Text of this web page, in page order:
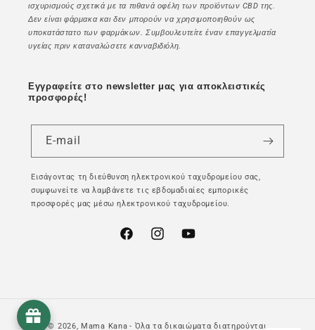
ισχυρισμούς σχετικά με τα πιθανά οφέλη των προϊόντων CBD της.
Δεν είναι φάρμακα και δεν μπορούν να χρησιμοποιηθούν ως
υποκατάστατο των φαρμάκων. Συμβουλευτείτε έναν επαγγελματία
υγείας πριν καταναλώσετε κανναβιδιόλη.
Εγγραφείτε στο newsletter μας για αποκλειστικές
προσφορές!
E-mail
Εισάγοντας τη διεύθυνση ηλεκτρονικού ταχυδρομείου σας,
συμφωνείτε να λαμβάνετε τις εβδομαδιαίες εμπορικές
προσφορές μας μέσω ηλεκτρονικού ταχυδρομείου.
FacebookInstagramYouTube
© 2026, Mama Kana - Όλα τα δικαιώματα διατηρούνται